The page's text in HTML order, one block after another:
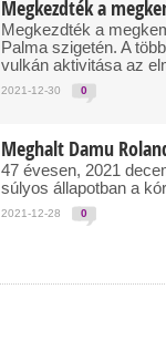
Megkezdték a
Megkezdték a
Palma szigetén. A
vulkán aktivitása az
2021-12-30 0
Meghalt Damu
47 évesen, 2021
súlyos állapotban a
2021-12-28 0